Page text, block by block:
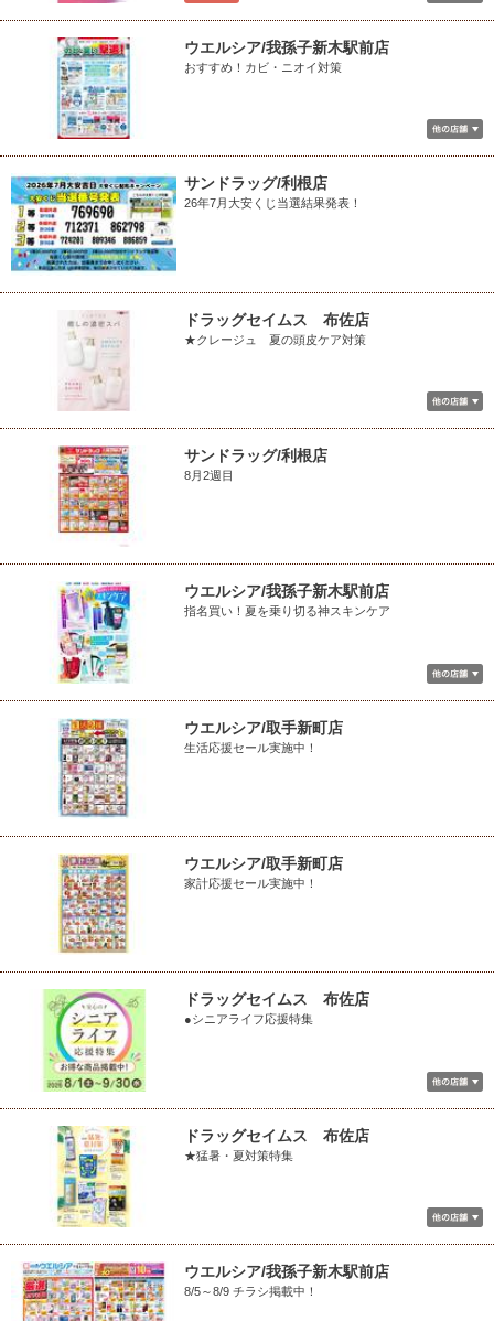
ウエルシア/我孫子新木駅前店
おすすめ！カビ・ニオイ対策
サンドラッグ/利根店
26年7月大安くじ当選結果発表！
ドラッグセイムス 布佐店
★クレージュ 夏の頭皮ケア対策
サンドラッグ/利根店
8月2週目
ウエルシア/我孫子新木駅前店
指名買い！夏を乗り切る神スキンケア
ウエルシア/取手新町店
生活応援セール実施中！
ウエルシア/取手新町店
家計応援セール実施中！
ドラッグセイムス 布佐店
●シニアライフ応援特集
ドラッグセイムス 布佐店
★猛暑・夏対策特集
ウエルシア/我孫子新木駅前店
8/5～8/9 チラシ掲載中！